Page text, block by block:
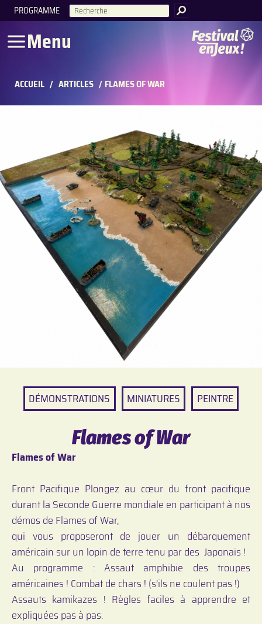
PROGRAMME
RECHERCHE
Menu
ACCUEIL / ARTICLES / FLAMES OF WAR
DÉMONSTRATIONS MINIATURES PEINTRE
Flames of War
Flames of War
Front Pacifique Plongez au cœur du front pacifique
durant la Seconde Guerre mondiale en participant à nos
démos de Flames of War,
qui vous proposeront de jouer un débarquement
américain sur un lopin de terre tenu par des Japonais !
Au programme : Assaut amphibie des troupes
américaines ! Combat de chars ! (s’ils ne coulent pas !)
Assauts kamikazes ! Règles faciles à apprendre et
expliquées pas à pas.